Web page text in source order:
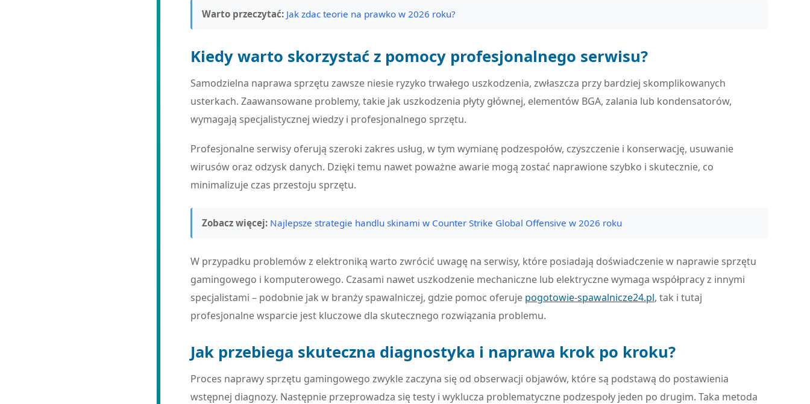
Warto przeczytać: Jak zdac teorie na prawko w 2026 roku?
Kiedy warto skorzystać z pomocy profesjonalnego serwisu?
Samodzielna naprawa sprzętu zawsze niesie ryzyko trwałego uszkodzenia, zwłaszcza przy bardziej skomplikowanych
usterkach. Zaawansowane problemy, takie jak uszkodzenia płyty głównej, elementów BGA, zalania lub kondensatorów,
wymagają specjalistycznej wiedzy i profesjonalnego sprzętu.
Profesjonalne serwisy oferują szeroki zakres usług, w tym wymianę podzespołów, czyszczenie i konserwację, usuwanie
wirusów oraz odzysk danych. Dzięki temu nawet poważne awarie mogą zostać naprawione szybko i skutecznie, co
minimalizuje czas przestoju sprzętu.
Zobacz więcej: Najlepsze strategie handlu skinami w Counter Strike Global Offensive w 2026 roku
W przypadku problemów z elektroniką warto zwrócić uwagę na serwisy, które posiadają doświadczenie w naprawie sprzętu
gamingowego i komputerowego. Czasami nawet uszkodzenie mechaniczne lub elektryczne wymaga współpracy z innymi
specjalistami – podobnie jak w branży spawalniczej, gdzie pomoc oferuje pogotowie-spawalnicze24.pl, tak i tutaj
profesjonalne wsparcie jest kluczowe dla skutecznego rozwiązania problemu.
Jak przebiega skuteczna diagnostyka i naprawa krok po kroku?
Proces naprawy sprzętu gamingowego zwykle zaczyna się od obserwacji objawów, które są podstawą do postawienia
wstępnej diagnozy. Następnie przeprowadza się testy i wyklucza problematyczne podzespoły jeden po drugim. Taka metoda